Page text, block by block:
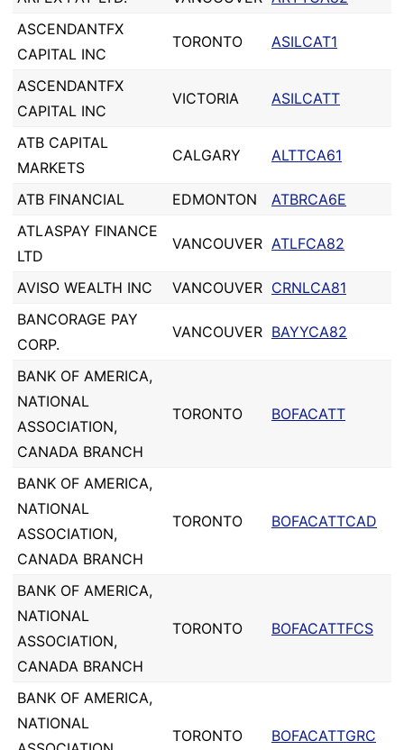
ASCENDANTFX
CAPITAL INC
TORONTO ASILCAT1
ASCENDANTFX
CAPITAL INC
VICTORIA ASILCATT
ATB CAPITAL
MARKETS
CALGARY ALTTCA61
ATB FINANCIAL EDMONTON
ATBRCA6E
ATLASPAY FINANCE
LTD
VANCOUVER ATLFCA82
AVISO WEALTH INC VANCOUVER CRNLCA81
BANCORAGE PAY
CORP.
VANCOUVER BAYYCA82
BANK OF AMERICA,
NATIONAL
ASSOCIATION,
CANADA BRANCH
TORONTO BOFACATT
BANK OF AMERICA,
NATIONAL
ASSOCIATION,
CANADA BRANCH
TORONTO BOFACATTCAD
BANK OF AMERICA,
NATIONAL
ASSOCIATION,
CANADA BRANCH
TORONTO BOFACATTFCS
BANK OF AMERICA,
NATIONAL
TORONTO BOFACATTGRC